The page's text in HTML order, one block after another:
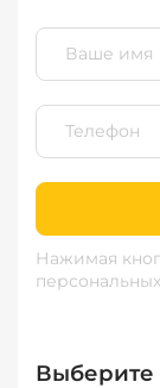
Нажимая
Выберите